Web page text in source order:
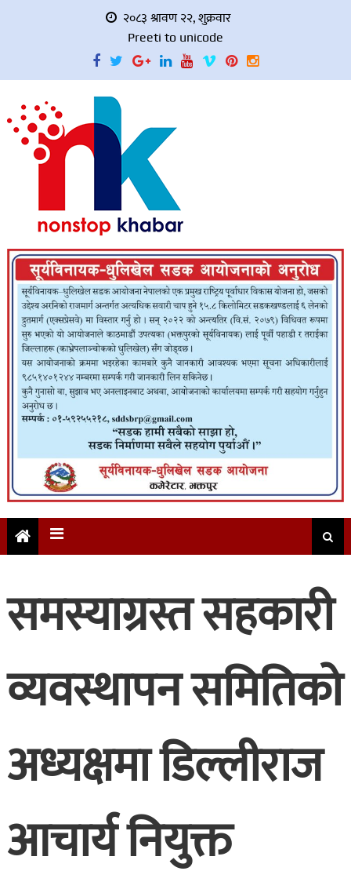
२०८३ श्रावण २२, शुक्रवार
Preeti to unicode
समस्याग्रस्त सहकारी
व्यवस्थापन समितिको
अध्यक्षमा डिल्लीराज
आचार्य नियुक्त